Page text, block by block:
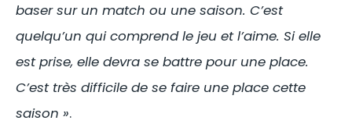
baser sur un match ou une saison. C’est
quelqu’un qui comprend le jeu et l’aime. Si elle
est prise, elle devra se battre pour une place.
C’est très difficile de se faire une place cette
saison ».